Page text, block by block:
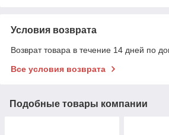
Условия возврата
Возврат товара в течение 14 дней по
Все условия возврата
Подобные товары компании